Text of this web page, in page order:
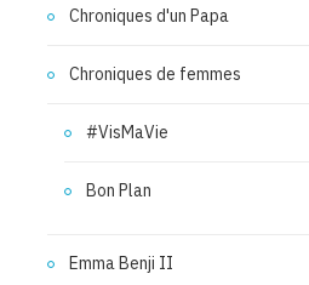
Chroniques d'un Papa
Chroniques de femmes
#VisMaVie
Bon Plan
Emma Benji II